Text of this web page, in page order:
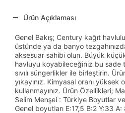
Ürün Açıklaması
Genel Bakış; Century kağıt
üstünde ya da banyo
aksesuar sahibi olun. Büyük
havluyu koyabileceğiniz bu sade
sıvılı süngerlikler ile birleştirin.
yıkayınız. Kimyasal oranı
kullanmayınız. Ürün Özellikleri;
Selim Menşei : Türkiye Boyutlar
Genel boyutları E:17,5 B:2 Y:33 A: